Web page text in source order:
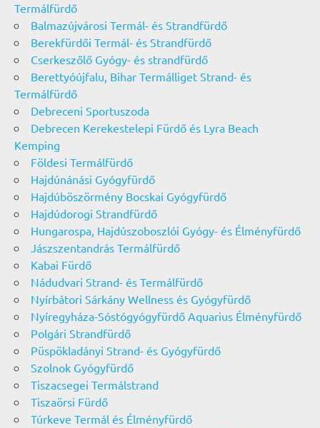
Termálfürdő
Balmazújvárosi Termál- és Strandfürdő
Berekfürdői Termál- és Strandfürdő
Cserkeszőlő Gyógy- és strandfürdő
Berettyóújfalu, Bihar Termálliget Strand- és
Termálfürdő
Debreceni Sportuszoda
Debrecen Kerekestelepi Fürdő és Lyra Beach
Kemping
Földesi Termálfürdő
Hajdúnánási Gyógyfürdő
Hajdúböszörmény Bocskai Gyógyfürdő
Hajdúdorogi Strandfürdő
Hungarospa, Hajdúszoboszlói Gyógy- és Élményfürdő
Jászszentandrás Termálfürdő
Kabai Fürdő
Nádudvari Strand- és Termálfürdő
Nyírbátori Sárkány Wellness és Gyógyfürdő
Nyíregyháza-Sóstógyógyfürdő Aquarius Élményfürdő
Polgári Strandfürdő
Püspökladányi Strand- és Gyógyfürdő
Szolnok Gyógyfürdő
Tiszacsegei Termálstrand
Tiszaörsi Fürdő
Túrkeve Termál és Élményfürdő